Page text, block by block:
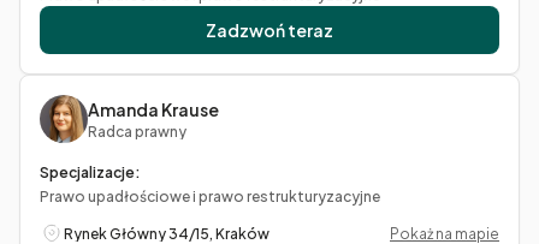
Zadzwoń teraz
Amanda Krause
Radca prawny
Specjalizacje:
Prawo upadłościowe i prawo restrukturyzacyjne
Rynek Główny 34/15, Kraków
Pokaż na mapie